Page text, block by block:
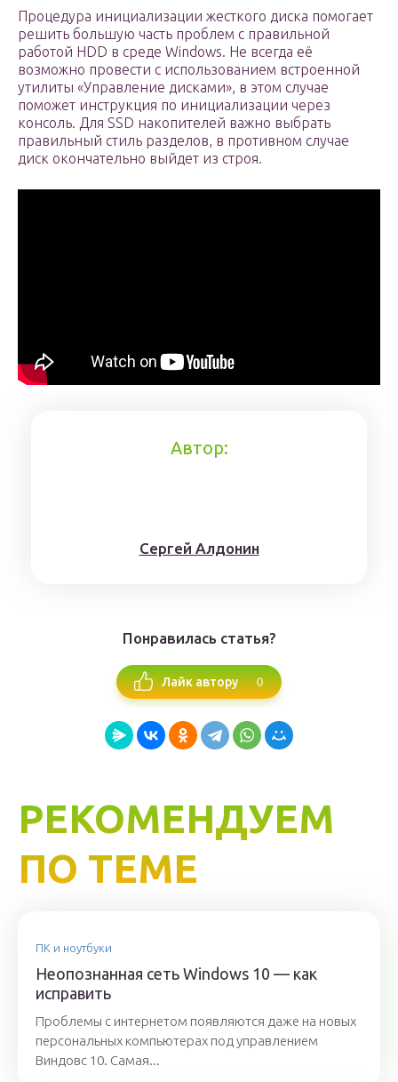
Процедура инициализации жесткого диска помогает
решить большую часть проблем с правильной
работой HDD в среде Windows. Не всегда её
возможно провести с использованием встроенной
утилиты «Управление дисками», в этом случае
поможет инструкция по инициализации через
консоль. Для SSD накопителей важно выбрать
правильный стиль разделов, в противном случае
диск окончательно выйдет из строя.
Автор:
Сергей Алдонин
Понравилась статья?
Лайк автору 0
РЕКОМЕНДУЕМ
ПО ТЕМЕ
ПК и ноутбуки
Неопознанная сеть Windows 10 — как
исправить
Проблемы с интернетом появляются даже на новых
персональных компьютерах под управлением
Виндовс 10. Самая...